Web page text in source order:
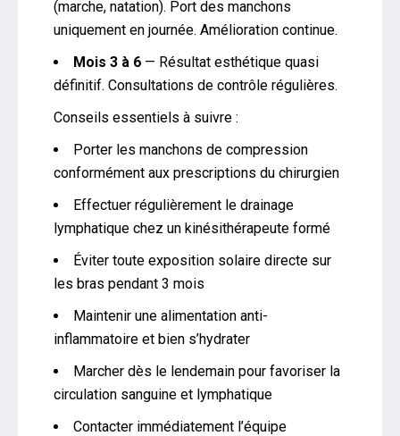
(marche, natation). Port des manchons
uniquement en journée. Amélioration continue.
Mois 3 à 6 — Résultat esthétique quasi
définitif. Consultations de contrôle régulières.
Conseils essentiels à suivre :
Porter les manchons de compression
conformément aux prescriptions du chirurgien
Effectuer régulièrement le drainage
lymphatique chez un kinésithérapeute formé
Éviter toute exposition solaire directe sur
les bras pendant 3 mois
Maintenir une alimentation anti-
inflammatoire et bien s’hydrater
Marcher dès le lendemain pour favoriser la
circulation sanguine et lymphatique
Contacter immédiatement l’équipe